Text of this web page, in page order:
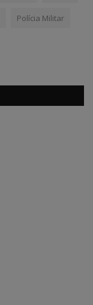
Polícia Militar